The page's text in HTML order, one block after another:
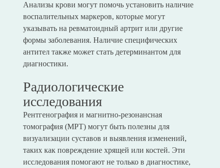
Анализы крови могут помочь установить наличие
воспалительных маркеров, которые могут
указывать на ревматоидный артрит или другие
формы заболевания. Наличие специфических
антител также может стать детерминантом для
диагностики.
Радиологические
исследования
Рентгенография и магнитно-резонансная
томография (МРТ) могут быть полезны для
визуализации суставов и выявления изменений,
таких как повреждение хрящей или костей. Эти
исследования помогают не только в диагностике,